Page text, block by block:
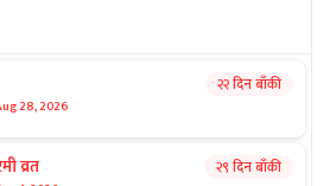
28, 2026
२२ दिन बाँकी
व्रत २९ दिन बाँकी